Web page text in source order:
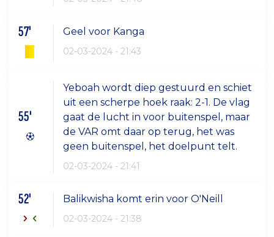
57' Geel voor Kanga
02-03-2024 - 21:43
55'
Yeboah wordt diep gestuurd en schiet
uit een scherpe hoek raak: 2-1. De vlag
gaat de lucht in voor buitenspel, maar
de VAR omt daar op terug, het was
geen buitenspel, het doelpunt telt.
02-03-2024 - 21:41
52' Balikwisha komt erin voor O'Neill
02-03-2024 - 21:38